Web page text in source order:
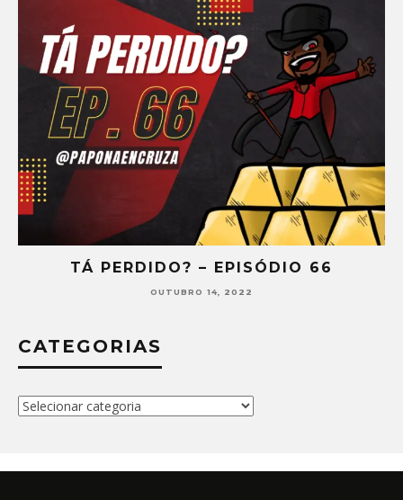
TÁ PERDIDO? – EPISÓDIO 66
OUTUBRO 14, 2022
CATEGORIAS
Categorias